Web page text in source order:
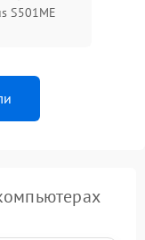
S501ME